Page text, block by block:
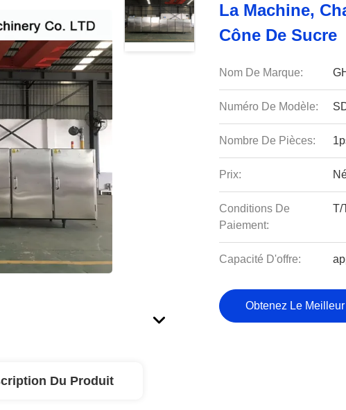
La Machine,
Cône De Sucre
Nom De Marque:
Numéro De Modèle:
Nombre De Pièces:
Prix:
Conditions De
Paiement:
T/
Capacité D'offre:
Obtenez Le
Du Produit